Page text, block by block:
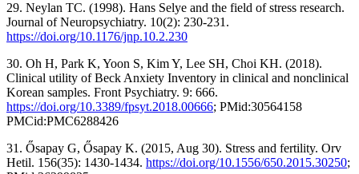
29. Neylan TC. (1998). Hans Selye and the field of stress research.
Journal of Neuropsychiatry. 10(2): 230-231.
https://doi.org/10.1176/jnp.10.2.230
30. Oh H, Park K, Yoon S, Kim Y, Lee SH, Choi KH. (2018).
Clinical utility of Beck Anxiety Inventory in clinical and nonclinical
Korean samples. Front Psychiatry. 9: 666.
https://doi.org/10.3389/fpsyt.2018.00666; PMid:30564158
PMCid:PMC6288426
31. Ősapay G, Ősapay K. (2015, Aug 30). Stress and fertility. Orv
Hetil. 156(35): 1430-1434. https://doi.org/10.1556/650.2015.30250;